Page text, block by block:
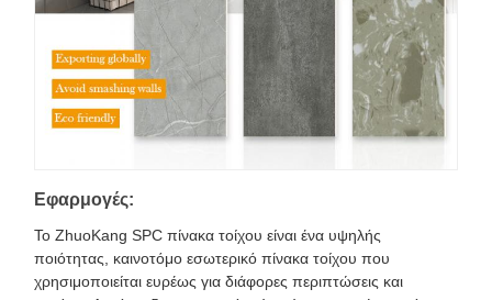
Εφαρμογές:
Το ZhuoKang SPC πίνακα τοίχου είναι ένα υψηλής
ποιότητας, καινοτόμο εσωτερικό πίνακα τοίχου που
χρησιμοποιείται ευρέως για διάφορες περιπτώσεις και